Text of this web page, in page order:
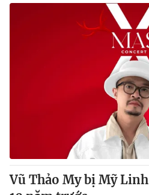
Vũ Thảo My bị Mỹ